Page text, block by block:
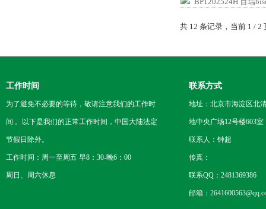
共 12 条记录，当前 1 /
工作时间
为了避免不必要的等待，敬请注意我们的工作时
间 。以下是我们的正常工作时间，中国大陆法定
节假日除外。
工作时间：周一至周五 早8：30-晚6：00
周日、周六休息
联系方式
地址：北京市海淀区北
地中央广场12号楼603室
联系人：钟超
传真：
联系QQ：2481369386
邮箱：